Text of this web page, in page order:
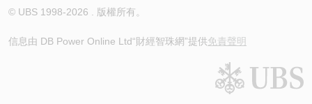
© UBS 1998-2026 . 版權所有。
信息由 DB Power Online Ltd“財經智珠網”提供免責聲明